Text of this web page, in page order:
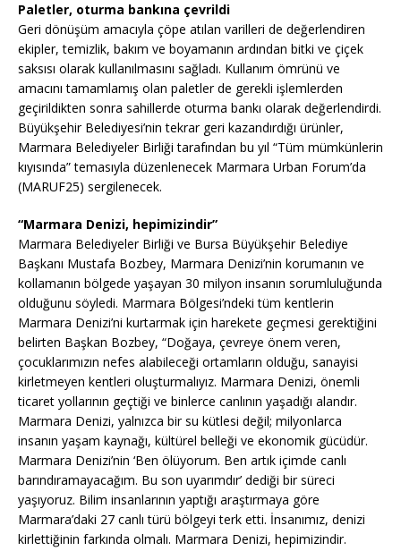
Paletler, oturma bankına çevrildi
Geri dönüşüm amacıyla çöpe atılan varilleri de değerlendiren
ekipler, temizlik, bakım ve boyamanın ardından bitki ve çiçek
saksısı olarak kullanılmasını sağladı. Kullanım ömrünü ve
amacını tamamlamış olan paletler de gerekli işlemlerden
geçirildikten sonra sahillerde oturma bankı olarak değerlendirdi.
Büyükşehir Belediyesi’nin tekrar geri kazandırdığı ürünler,
Marmara Belediyeler Birliği tarafından bu yıl “Tüm mümkünlerin
kıyısında” temasıyla düzenlenecek Marmara Urban Forum’da
(MARUF25) sergilenecek.
“Marmara Denizi, hepimizindir”
Marmara Belediyeler Birliği ve Bursa Büyükşehir Belediye
Başkanı Mustafa Bozbey, Marmara Denizi’nin korumanın ve
kollamanın bölgede yaşayan 30 milyon insanın sorumluluğunda
olduğunu söyledi. Marmara Bölgesi’ndeki tüm kentlerin
Marmara Denizi’ni kurtarmak için harekete geçmesi gerektiğini
belirten Başkan Bozbey, “Doğaya, çevreye önem veren,
çocuklarımızın nefes alabileceği ortamların olduğu, sanayisi
kirletmeyen kentleri oluşturmalıyız. Marmara Denizi, önemli
ticaret yollarının geçtiği ve binlerce canlının yaşadığı alandır.
Marmara Denizi, yalnızca bir su kütlesi değil; milyonlarca
insanın yaşam kaynağı, kültürel belleği ve ekonomik gücüdür.
Marmara Denizi’nin ‘Ben ölüyorum. Ben artık içimde canlı
barındıramayacağım. Bu son uyarımdır’ dediği bir süreci
yaşıyoruz. Bilim insanlarının yaptığı araştırmaya göre
Marmara’daki 27 canlı türü bölgeyi terk etti. İnsanımız, denizi
kirlettiğinin farkında olmalı. Marmara Denizi, hepimizindir.